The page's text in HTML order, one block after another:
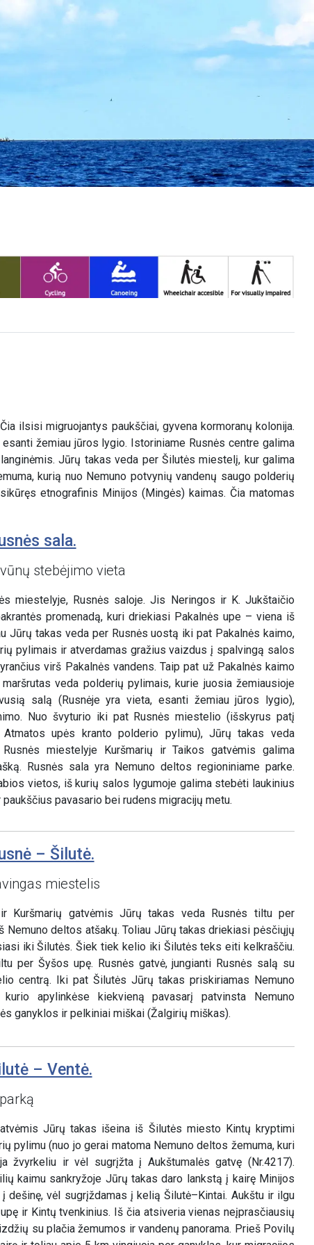
ilsisi migruojantys paukščiai, gyvena kormoranų kolonija.
žemiau jūros lygio. Istoriniame Rusnės centre galima
Jūrų takas veda per Šilutės miestelį, kur galima
kurią nuo Nemuno potvynių vandenų saugo polderių
etnografinis Minijos (Mingės) kaimas. Čia matomas
sala.
stebėjimo vieta
miestelyje, Rusnės saloje. Jis Neringos ir K. Jukštaičio
promenadą, kuri driekiasi Pakalnės upe – viena iš
Jūrų takas veda per Rusnės uostą iki pat Pakalnės kaimo,
pylimais ir atverdamas gražius vaizdus į spalvingą salos
virš Pakalnės vandens. Taip pat už Pakalnės kaimo
veda polderių pylimais, kurie juosia žemiausioje
salą (Rusnėje yra vieta, esanti žemiau jūros lygio),
Nuo švyturio iki pat Rusnės miestelio (išskyrus patį
upės kranto polderio pylimu), Jūrų takas veda
miestelyje Kuršmarių ir Taikos gatvėmis galima
Rusnės sala yra Nemuno deltos regioniniame parke.
vietos, iš kurių salos lygumoje galima stebėti laukinius
pavasario bei rudens migracijų metu.
– Šilutė.
miestelis
Kuršmarių gatvėmis Jūrų takas veda Rusnės tiltu per
Nemuno deltos atšakų. Toliau Jūrų takas driekiasi pėsčiųjų
iki Šilutės. Šiek tiek kelio iki Šilutės teks eiti kelkraščiu.
per Šyšos upę. Rusnės gatvė, jungianti Rusnės salą su
centrą. Iki pat Šilutės Jūrų takas priskiriamas Nemuno
apylinkėse kiekvieną pavasarį patvinsta Nemuno
ganyklos ir pelkiniai miškai (Žalgirių miškas).
– Ventė.
Jūrų takas išeina iš Šilutės miesto Kintų kryptimi
pylimu (nuo jo gerai matoma Nemuno deltos žemuma, kuri
žvyrkeliu ir vėl sugrįžta į Aukštumalės gatvę (Nr.4217).
kaimu sankryžoje Jūrų takas daro lankstą į kairę Minijos
dešinę, vėl sugrįždamas į kelią Šilutė–Kintai. Aukštu ir ilgu
ir Kintų tvenkinius. Iš čia atsiveria vienas neįprasčiausių
su plačia žemumos ir vandenų panorama. Prieš Povilų